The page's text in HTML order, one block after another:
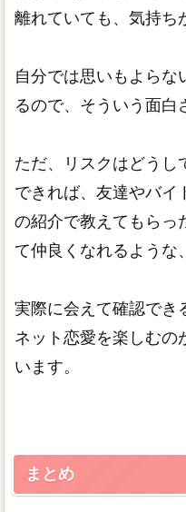
離れていても、気持ち
自分では思いもよらな
るので、そういう面白
ただ、リスクはどうし
できれば、友達やバイ
の紹介で教えてもらっ
て仲良くなれるような、
実際に会えて確認でき
ネット恋愛を楽しむの
います。
まとめ